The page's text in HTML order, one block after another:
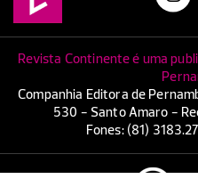
Revista Continente é uma
Companhia Editora de
530 - Santo Amaro -
Fones: (81)